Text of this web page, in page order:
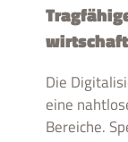
Die
eine
Bereiche.